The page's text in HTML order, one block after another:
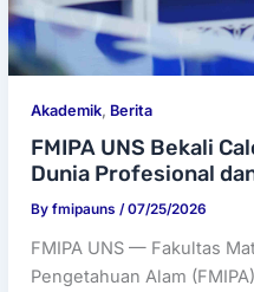
Akademik, Berita
FMIPA UNS Bekali
Dunia Profesional
Byfmipauns/07/25/2026
FMIPA UNS — Fakultas
Pengetahuan Alam